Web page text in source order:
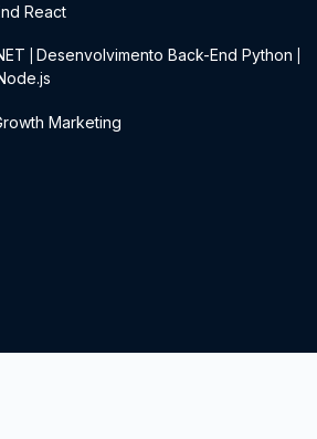
React
Desenvolvimento Back-End Python
Marketing